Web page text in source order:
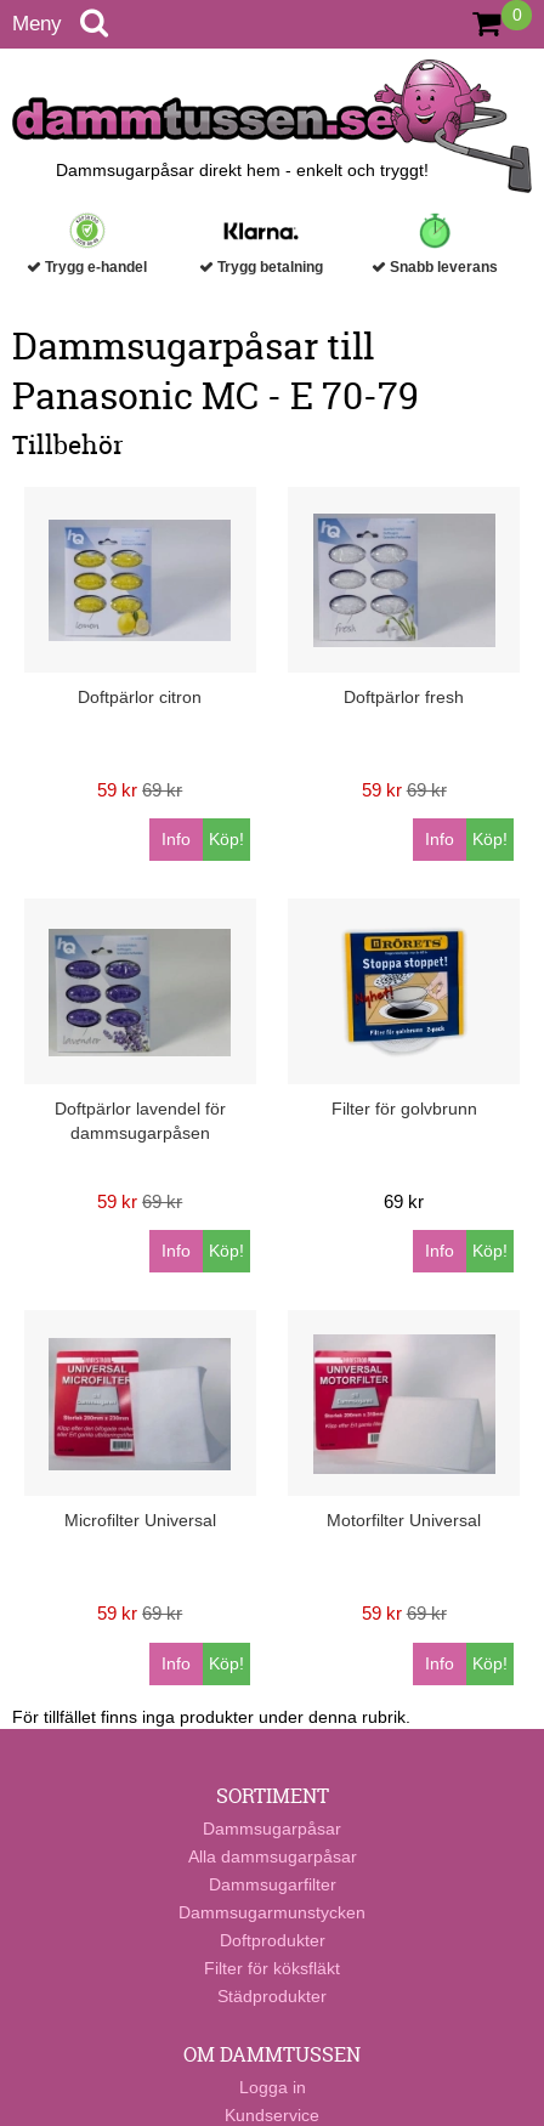
Meny 0
Dammsugarpåsar direkt hem - enkelt och tryggt!
Trygg e-handel Trygg betalning Snabb leverans
Dammsugarpåsar till
Panasonic MC - E 70-79
Tillbehör
Doftpärlor citron
59 kr 69 kr
Köp!
Info
Doftpärlor fresh
59 kr 69 kr
Köp!
Info
Doftpärlor lavendel för
dammsugarpåsen
59 kr 69 kr
Köp!
Info
Filter för golvbrunn
69 kr
Köp!
Info
Microfilter Universal
59 kr 69 kr
Köp!
Info
Motorfilter Universal
59 kr 69 kr
Köp!
Info
För tillfället finns inga produkter under denna rubrik.
SORTIMENT
Dammsugarpåsar
Alla dammsugarpåsar
Dammsugarfilter
Dammsugarmunstycken
Doftprodukter
Filter för köksfläkt
Städprodukter
OM DAMMTUSSEN
Logga in
Kundservice